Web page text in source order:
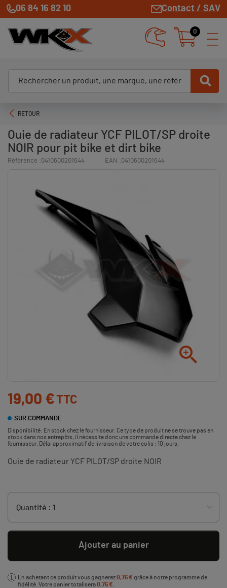
06 84 16 82 10 Contact / SAV
0
RETOUR
Ouie de radiateur YCF PILOT/SP droite
NOIR pour pit bike et dirt bike
Référence :0410600201644 EAN :0410600201644

19,00 €TTC
SUR COMMANDE
Disponibilité: En stock chez le fournisseur. Ce type de produit ne se trouve pas en
stock dans nos entrepôts, il nécessite donc une commande directe chez le
fournisseur. Délai approximatif de livraison de votre colis : 10 jours.
Ouie de radiateur YCF PILOT/SP droite NOIR
Ajouter au panier
En achetant ce produit vous gagnerez0,76 € grâce à notre programme de
fidélité. Votre panier totalisera0,76 €